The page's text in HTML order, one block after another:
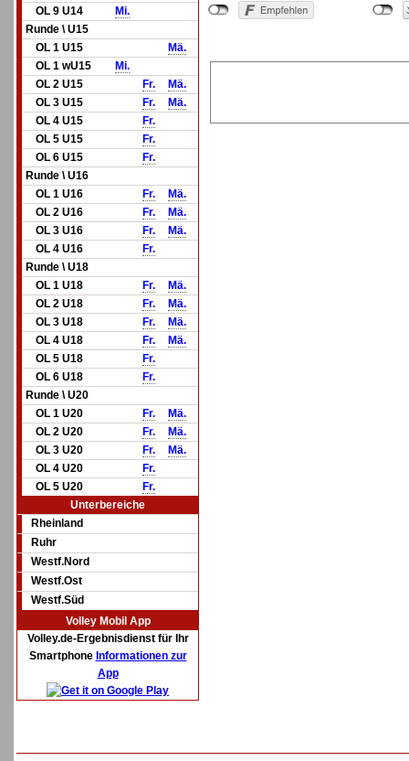
OL 9 U14
Mi.
Runde \ U15
OL 1 U15
Mä.
OL 1 wU15
Mi.
OL 2 U15
Fr.
Mä.
OL 3 U15
Fr.
Mä.
OL 4 U15
Fr.
OL 5 U15
Fr.
OL 6 U15
Fr.
Runde \ U16
OL 1 U16
Fr.
Mä.
OL 2 U16
Fr.
Mä.
OL 3 U16
Fr.
Mä.
OL 4 U16
Fr.
Runde \ U18
OL 1 U18
Fr.
Mä.
OL 2 U18
Fr.
Mä.
OL 3 U18
Fr.
Mä.
OL 4 U18
Fr.
Mä.
OL 5 U18
Fr.
OL 6 U18
Fr.
Runde \ U20
OL 1 U20
Fr.
Mä.
OL 2 U20
Fr.
Mä.
OL 3 U20
Fr.
Mä.
OL 4 U20
Fr.
OL 5 U20
Fr.
Unterbereiche
Rheinland
Ruhr
Westf.Nord
Westf.Ost
Westf.Süd
Volley Mobil App
Volley.de-Ergebnisdienst für Ihr
Smartphone Informationen zur
App